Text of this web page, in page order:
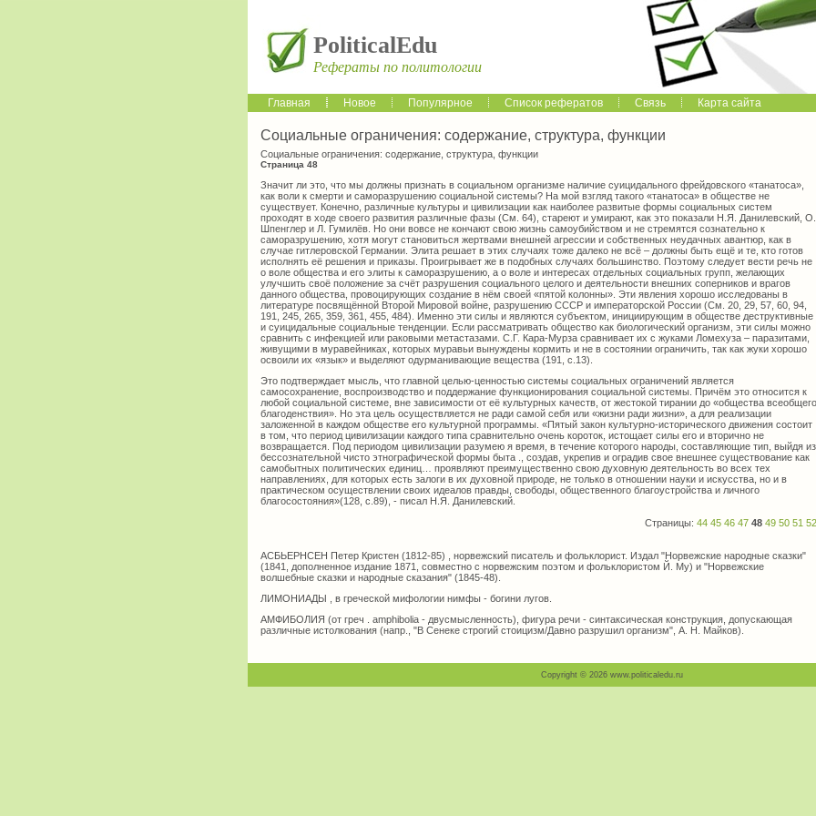
PoliticalEdu
Рефераты по политологии
Главная Новое Популярное Список рефератов Связь Карта сайта
Социальные ограничения: содержание, структура, функции
Социальные ограничения: содержание, структура, функции
Страница 48
Значит ли это, что мы должны признать в социальном организме наличие суицидального фрейдовского «танатоса»,
как воли к смерти и саморазрушению социальной системы? На мой взгляд такого «танатоса» в обществе не
существует. Конечно, различные культуры и цивилизации как наиболее развитые формы социальных систем
проходят в ходе своего развития различные фазы (См. 64), стареют и умирают, как это показали Н.Я. Данилевский, О.
Шпенглер и Л. Гумилёв. Но они вовсе не кончают свою жизнь самоубийством и не стремятся сознательно к
саморазрушению, хотя могут становиться жертвами внешней агрессии и собственных неудачных авантюр, как в
случае гитлеровской Германии. Элита решает в этих случаях тоже далеко не всё – должны быть ещё и те, кто готов
исполнять её решения и приказы. Проигрывает же в подобных случаях большинство. Поэтому следует вести речь не
о воле общества и его элиты к саморазрушению, а о воле и интересах отдельных социальных групп, желающих
улучшить своё положение за счёт разрушения социального целого и деятельности внешних соперников и врагов
данного общества, провоцирующих создание в нём своей «пятой колонны». Эти явления хорошо исследованы в
литературе посвящённой Второй Мировой войне, разрушению СССР и императорской России (См. 20, 29, 57, 60, 94,
191, 245, 265, 359, 361, 455, 484). Именно эти силы и являются субъектом, инициирующим в обществе деструктивные
и суицидальные социальные тенденции. Если рассматривать общество как биологический организм, эти силы можно
сравнить с инфекцией или раковыми метастазами. С.Г. Кара-Мурза сравнивает их с жуками Ломехуза – паразитами,
живущими в муравейниках, которых муравьи вынуждены кормить и не в состоянии ограничить, так как жуки хорошо
освоили их «язык» и выделяют одурманивающие вещества (191, с.13).
Это подтверждает мысль, что главной целью-ценностью системы социальных ограничений является
самосохранение, воспроизводство и поддержание функционирования социальной системы. Причём это относится к
любой социальной системе, вне зависимости от её культурных качеств, от жестокой тирании до «общества всеобщего
благоденствия». Но эта цель осуществляется не ради самой себя или «жизни ради жизни», а для реализации
заложенной в каждом обществе его культурной программы. «Пятый закон культурно-исторического движения состоит
в том, что период цивилизации каждого типа сравнительно очень короток, истощает силы его и вторично не
возвращается. Под периодом цивилизации разумею я время, в течение которого народы, составляющие тип, выйдя из
бессознательной чисто этнографической формы быта ., создав, укрепив и оградив свое внешнее существование как
самобытных политических единиц… проявляют преимущественно свою духовную деятельность во всех тех
направлениях, для которых есть залоги в их духовной природе, не только в отношении науки и искусства, но и в
практическом осуществлении своих идеалов правды, свободы, общественного благоустройства и личного
благосостояния»(128, с.89), - писал Н.Я. Данилевский.
Страницы: 44 45 46 47 48 49 50 51 52
АСБЬЕРНСЕН Петер Кристен (1812-85) , норвежский писатель и фольклорист. Издал "Норвежские народные сказки"
(1841, дополненное издание 1871, совместно с норвежским поэтом и фольклористом Й. Му) и "Норвежские
волшебные сказки и народные сказания" (1845-48).
ЛИМОНИАДЫ , в греческой мифологии нимфы - богини лугов.
АМФИБОЛИЯ (от греч . amphibolia - двусмысленность), фигура речи - синтаксическая конструкция, допускающая
различные истолкования (напр., "В Сенеке строгий стоицизм/Давно разрушил организм", А. Н. Майков).
Copyright © 2026 www.politicaledu.ru